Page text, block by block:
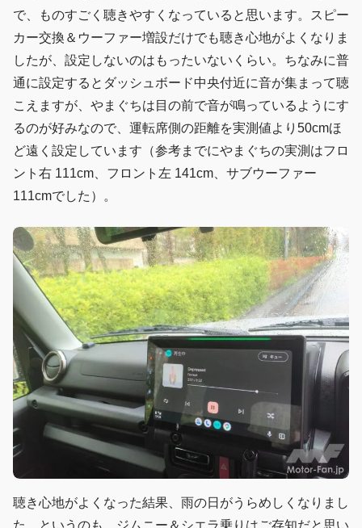
で、ものすごく聴きやすくなっていると思います。スピー
カー交換＆ウーファー増設だけでも聴き心地がよくなりま
したが、設定しないのはもったいないくらい。ちなみに普
通に設定するとダッシュボード中央付近に音が集まって聴
こえますが、やまぐちは目の前で音が鳴っているようにす
るのが好みなので、運転席側の距離を実測値より50cmほ
ど遠く設定しています（参考までにやまぐちの実測はフロ
ント右 111cm、フロント左 141cm、サブウーファー
111cmでした）。
聴き心地がよくなった結果、雨の日がうらめしくなりまし
た。というのも、ジムニー＆シエラ乗りはご存知だと思い